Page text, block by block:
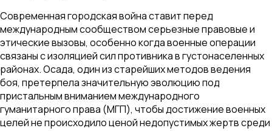
Современная городская война ставит перед
международным сообществом серьезные правовые и
этические вызовы, особенно когда военные операции
связаны с изоляцией сил противника в густонаселенных
районах. Осада, один из старейших методов ведения
боя, претерпела значительную эволюцию под
пристальным вниманием международного
гуманитарного права (МГП), чтобы достижение военных
целей не происходило ценой недопустимых жертв среди